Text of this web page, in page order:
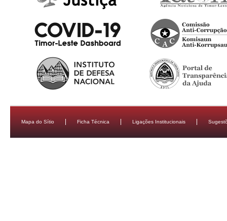
Mapa do Sítio Ficha Técnica Ligações Institucionais